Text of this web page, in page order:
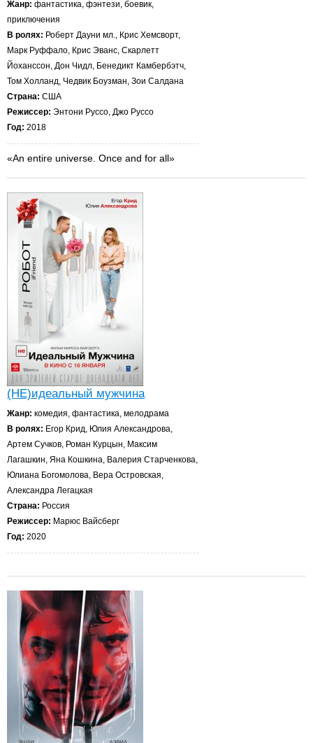
Жанр: фантастика, фэнтези, боевик,
приключения
В ролях: Роберт Дауни мл., Крис Хемсворт,
Марк Руффало, Крис Эванс, Скарлетт
Йоханссон, Дон Чидл, Бенедикт Камбербэтч,
Том Холланд, Чедвик Боузман, Зои Салдана
Страна: США
Режиссер: Энтони Руссо, Джо Руссо
Год: 2018
«An entire universe. Once and for all»
(НЕ)идеальный мужчина
Жанр: комедия, фантастика, мелодрама
В ролях: Егор Крид, Юлия Александрова,
Артем Сучков, Роман Курцын, Максим
Лагашкин, Яна Кошкина, Валерия Старченкова,
Юлиана Богомолова, Вера Островская,
Александра Легацкая
Страна: Россия
Режиссер: Марюс Вайсберг
Год: 2020